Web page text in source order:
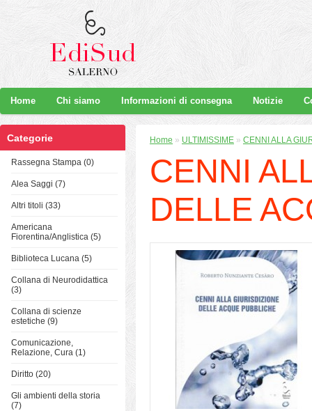
Home Chi siamo Informazioni di consegna Notizie
Categorie
Rassegna Stampa (0)
Alea Saggi (7)
Altri titoli (33)
Americana
Fiorentina/Anglistica (5)
Biblioteca Lucana (5)
Collana di Neurodidattica
(3)
Collana di scienze
estetiche (9)
Comunicazione,
Relazione, Cura (1)
Diritto (20)
Gli ambienti della storia
(7)
Home » ULTIMISSIME » CENNI ALLA
CENNI
DELLE